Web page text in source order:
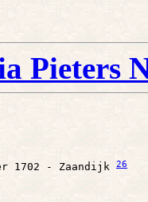
Pieters
1702 - Zaandijk
26